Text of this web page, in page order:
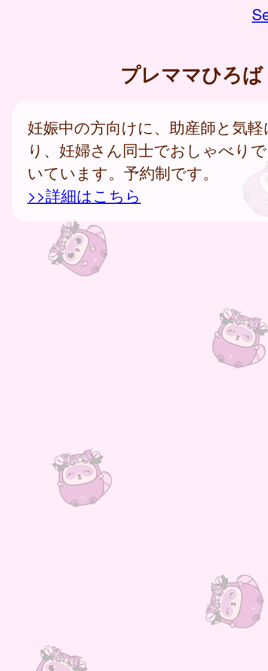
プレママひろば
妊娠中の方向けに、助産師と気
り、妊婦さん同士でおしゃべり
いています。予約制です。
>>詳細はこちら